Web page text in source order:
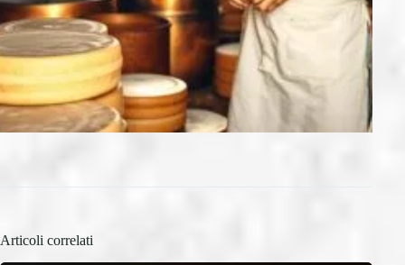
Articoli correlati